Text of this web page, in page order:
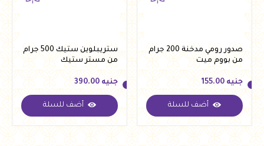
صدور رومي مدخنة 200 جرام
من بووم ميت
جنيه 155.00
جنيه 155.00
أضف للسلة
ستريبلوين ستيك 500 جرام
من مستر ستيك
جنيه 390.00
جنيه 390.00
أضف للسلة